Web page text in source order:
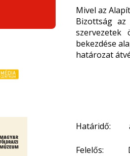
Mivel az
Bizottság az
szervezetek
bekezdése
határozat
Határidő:
Felelős: Dr.